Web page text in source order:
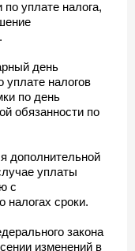
уплате налога,
день
уплате налогов
по день
обязанности по
дополнительной
уплаты
с
налогах сроки.
закона
изменений в